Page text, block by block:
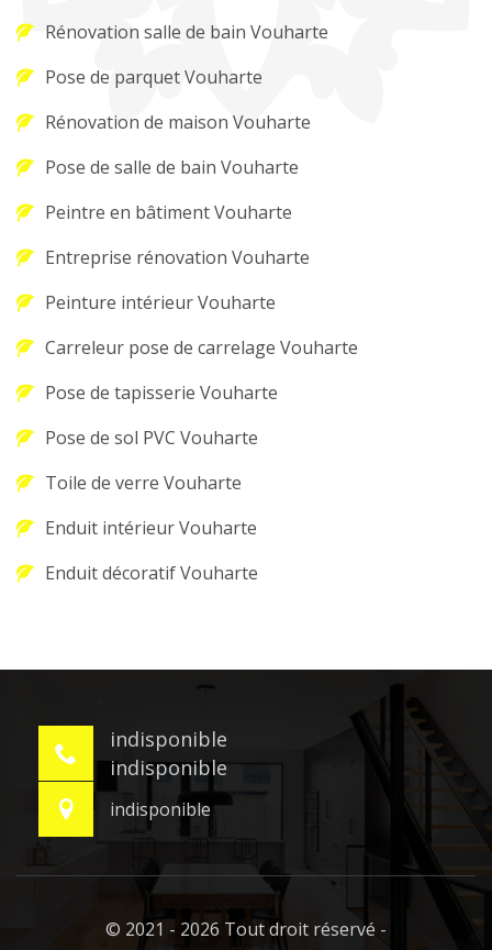
Rénovation salle de bain Vouharte
Pose de parquet Vouharte
Rénovation de maison Vouharte
Pose de salle de bain Vouharte
Peintre en bâtiment Vouharte
Entreprise rénovation Vouharte
Peinture intérieur Vouharte
Carreleur pose de carrelage Vouharte
Pose de tapisserie Vouharte
Pose de sol PVC Vouharte
Toile de verre Vouharte
Enduit intérieur Vouharte
Enduit décoratif Vouharte
indisponible
indisponible
indisponible
© 2021 - 2026 Tout droit réservé -